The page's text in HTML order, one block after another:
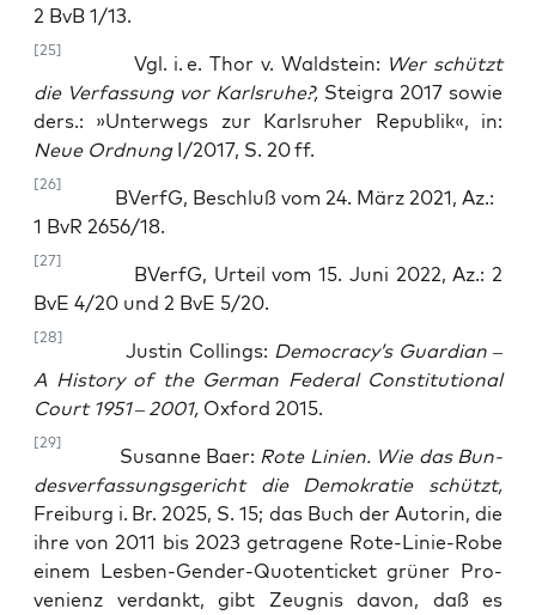
2 BvB 1/13.
[25]
Vgl. i. e. Thor v. Wald­stein: Wer schützt
die Ver­fas­sung vor Karls­ru­he?, Steigra 2017 sowie
ders.: »Unter­wegs zur Karls­ru­her Repu­blik«, in:
Neue Ord­nungI/2017, S. 20 ff.
[26]
BVerfG, Beschluß vom 24. März 2021, Az.:
1 BvR 2656/18.
[27]
BVerfG, Urteil vom 15. Juni 2022, Az.: 2
BvE 4/20 und 2 BvE 5/20.
[28]
Jus­tin Col­lings: Democracy’s Guar­di­an –
A Histo­ry of the Ger­man Fede­ral Con­sti­tu­tio­nal
Court 1951– 2001, Oxford 2015.
[29]
Susan­ne Baer: Rote Lini­en. Wie das Bun­
des­ver­fas­sungs­ge­richt die Demo­kra­tie schützt,
Frei­burg i. Br. 2025, S. 15; das Buch der Autorin, die
ihre von 2011 bis 2023 getra­ge­ne Rote-Linie-Robe
einem Les­ben-Gen­der-Quo­ten­ti­cket grü­ner Pro­
ve­ni­enz ver­dankt, gibt Zeug­nis davon, daß es